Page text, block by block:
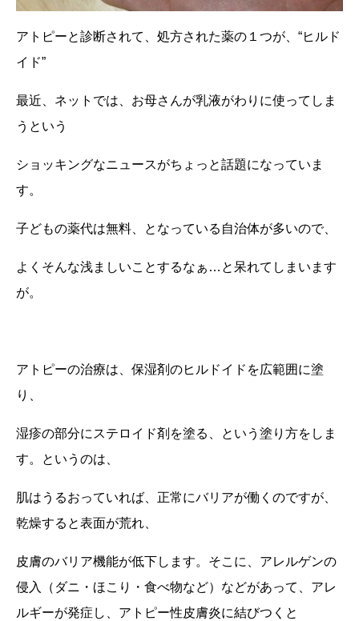
アトピーと診断されて、処方された薬の１つが、“ヒルド
イド”
最近、ネットでは、お母さんが乳液がわりに使ってしま
うという
ショッキングなニュースがちょっと話題になっていま
す。
子どもの薬代は無料、となっている自治体が多いので、
よくそんな浅ましいことするなぁ…と呆れてしまいます
が。
アトピーの治療は、保湿剤のヒルドイドを広範囲に塗
り、
湿疹の部分にステロイド剤を塗る、という塗り方をしま
す。というのは、
肌はうるおっていれば、正常にバリアが働くのですが、
乾燥すると表面が荒れ、
皮膚のバリア機能が低下します。そこに、アレルゲンの
侵入（ダニ・ほこり・食べ物など）などがあって、アレ
ルギーが発症し、アトピー性皮膚炎に結びつくと